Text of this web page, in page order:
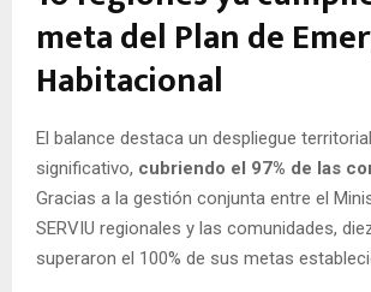
meta del Plan de
Habitacional
El balance destaca un despliegue territorial
significativo, cubriendo el 97% de las
Gracias a la gestión conjunta entre el
SERVIU regionales y las comunidades,
superaron el 100% de sus metas